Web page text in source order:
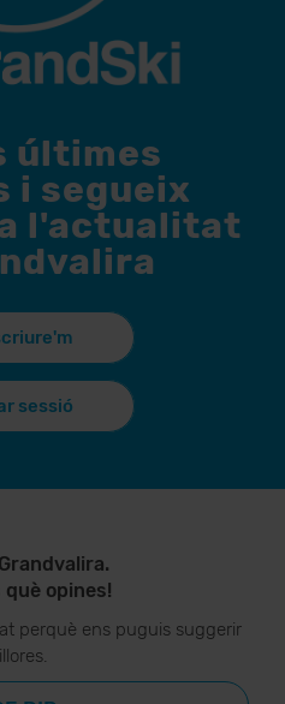
últimes
i segueix
l'actualitat
sessió
què opines!
perquè ens puguis suggerir